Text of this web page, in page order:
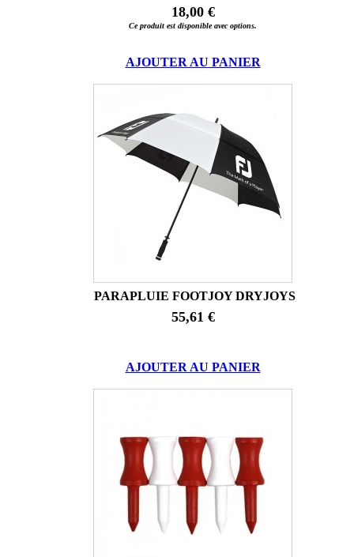
18,00 €
Ce produit est disponible avec options.
AJOUTER AU PANIER
PARAPLUIE FOOTJOY DRYJOYS
55,61 €
AJOUTER AU PANIER